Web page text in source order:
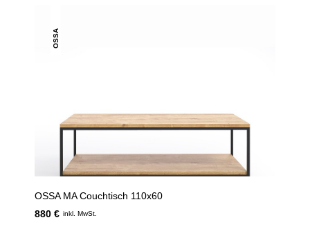
OSSA
OSSA MA Couchtisch 110x60
880 € inkl. MwSt.